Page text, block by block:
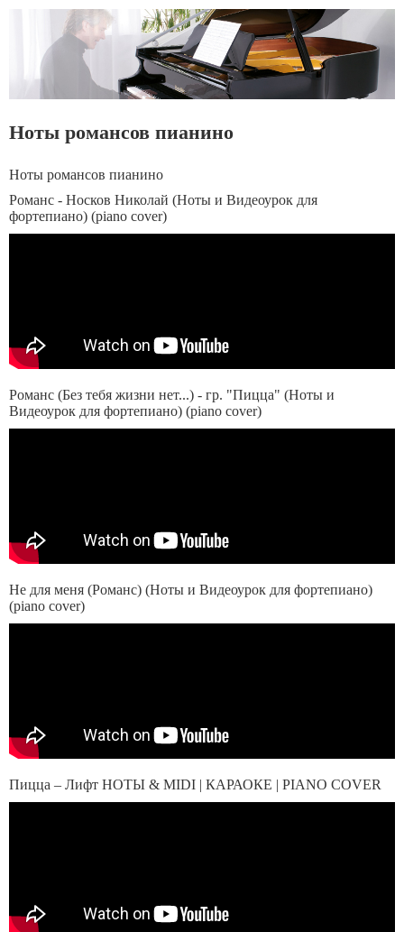
Ноты романсов пианино
Ноты романсов пианино
Романс - Носков Николай (Ноты и Видеоурок для
фортепиано) (piano cover)
Романс (Без тебя жизни нет...) - гр. "Пицца" (Ноты и
Видеоурок для фортепиано) (piano cover)
Не для меня (Романс) (Ноты и Видеоурок для фортепиано)
(piano cover)
Пицца – Лифт НОТЫ & MIDI | КАРАОКЕ | PIANO COVER